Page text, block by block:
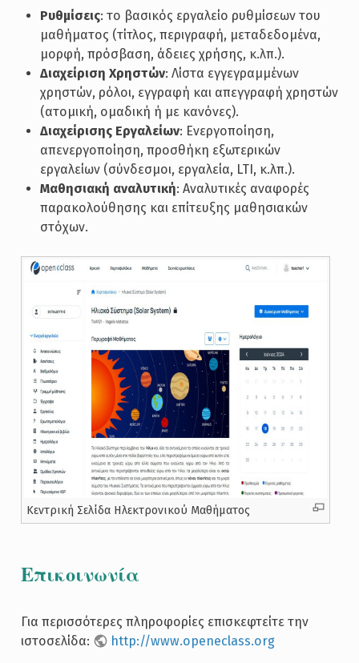
Ρυθμίσεις: το βασικός εργαλείο ρυθμίσεων του
μαθήματος (τίτλος, περιγραφή, μεταδεδομένα,
μορφή, πρόσβαση, άδειες χρήσης, κ.λπ.).
Διαχείριση Χρηστών: Λίστα εγγεγραμμένων
χρηστών, ρόλοι, εγγραφή και απεγγραφή χρηστών
(ατομική, ομαδική ή με κανόνες).
Διαχείρισης Εργαλείων: Ενεργοποίηση,
απενεργοποίηση, προσθήκη εξωτερικών
εργαλείων (σύνδεσμοι, εργαλεία, LTI, κ.λπ.).
Μαθησιακή αναλυτική: Αναλυτικές αναφορές
παρακολούθησης και επίτευξης μαθησιακών
στόχων.
Κεντρική Σελίδα Ηλεκτρονικού Μαθήματος
Επικοινωνία
Για περισσότερες πληροφορίες επισκεφτείτε την
ιστοσελίδα:
http://www.openeclass.org